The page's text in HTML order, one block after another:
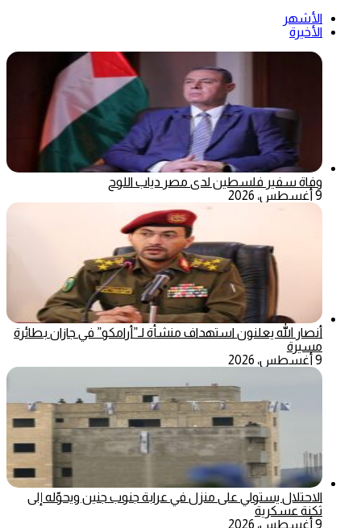
الأشهر
الأخيرة
وفاة سفير فلسطين لدى مصر دياب اللوح
9 أغسطس، 2026
أنصار الله يعلنون استهداف منشأة لـ”أرامكو” في جازان بطائرة
مسيرة
9 أغسطس، 2026
الاحتلال يستولي على منزل في عرابة جنوب جنين ويحوّله إلى
ثكنة عسكرية
9 أغسطس، 2026